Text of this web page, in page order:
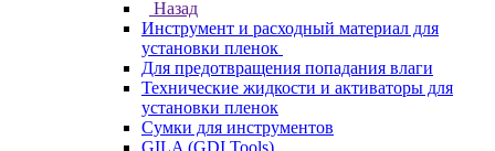
Назад
Инструмент и расходный материал для
установки пленок
Для предотвращения попадания влаги
Технические жидкости и активаторы для
установки пленок
Сумки для инструментов
GILA (GDI Tools)